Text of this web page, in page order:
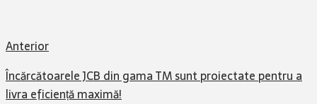
Anterior
Încărcătoarele JCB din gama TM sunt proiectate pentru a
livra eficiență maximă!